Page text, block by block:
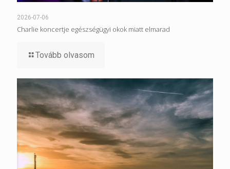
2026-07-06
Charlie koncertje egészségügyi okok miatt elmarad
Tovább olvasom